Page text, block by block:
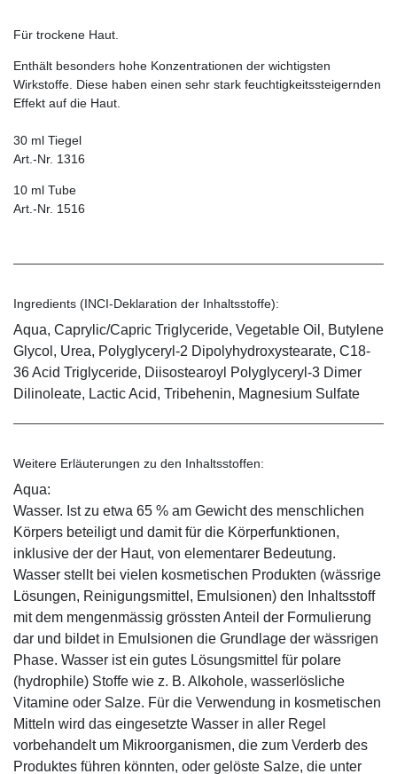
Für trockene Haut.
Enthält besonders hohe Konzentrationen der wichtigsten
Wirkstoffe. Diese haben einen sehr stark feuchtigkeitssteigernden
Effekt auf die Haut.
30 ml Tiegel
Art.-Nr. 1316
10 ml Tube
Art.-Nr. 1516
Ingredients (INCI-Deklaration der Inhaltsstoffe):
Aqua, Caprylic/Capric Triglyceride, Vegetable Oil, Butylene
Glycol, Urea, Polyglyceryl-2 Dipolyhydroxystearate, C18-
36 Acid Triglyceride, Diisostearoyl Polyglyceryl-3 Dimer
Dilinoleate, Lactic Acid, Tribehenin, Magnesium Sulfate
Weitere Erläuterungen zu den Inhaltsstoffen:
Aqua:
Wasser. Ist zu etwa 65 % am Gewicht des menschlichen
Körpers beteiligt und damit für die Körperfunktionen,
inklusive der der Haut, von elementarer Bedeutung.
Wasser stellt bei vielen kosmetischen Produkten (wässrige
Lösungen, Reinigungsmittel, Emulsionen) den Inhaltsstoff
mit dem mengenmässig grössten Anteil der Formulierung
dar und bildet in Emulsionen die Grundlage der wässrigen
Phase. Wasser ist ein gutes Lösungsmittel für polare
(hydrophile) Stoffe wie z. B. Alkohole, wasserlösliche
Vitamine oder Salze. Für die Verwendung in kosmetischen
Mitteln wird das eingesetzte Wasser in aller Regel
vorbehandelt um Mikroorganismen, die zum Verderb des
Produktes führen könnten, oder gelöste Salze, die unter